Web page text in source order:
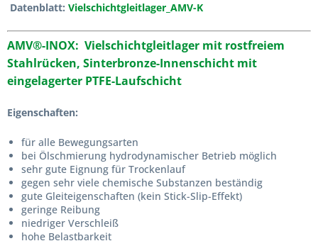
Datenblatt: Vielschichtgleitlager_AMV-K
AMV®-INOX: Vielschichtgleitlager mit rostfreiem
Stahlrücken, Sinterbronze-Innenschicht mit
eingelagerter PTFE-Laufschicht
Eigenschaften:
für alle Bewegungsarten
bei Ölschmierung hydrodynamischer Betrieb möglich
sehr gute Eignung für Trockenlauf
gegen sehr viele chemische Substanzen beständig
gute Gleiteigenschaften (kein Stick-Slip-Effekt)
geringe Reibung
niedriger Verschleiß
hohe Belastbarkeit